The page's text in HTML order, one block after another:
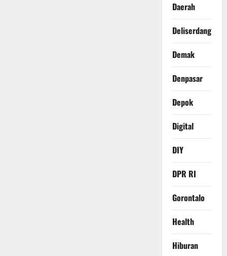
Daerah
Deliserdang
Demak
Denpasar
Depok
Digital
DIY
DPR RI
Gorontalo
Health
Hiburan